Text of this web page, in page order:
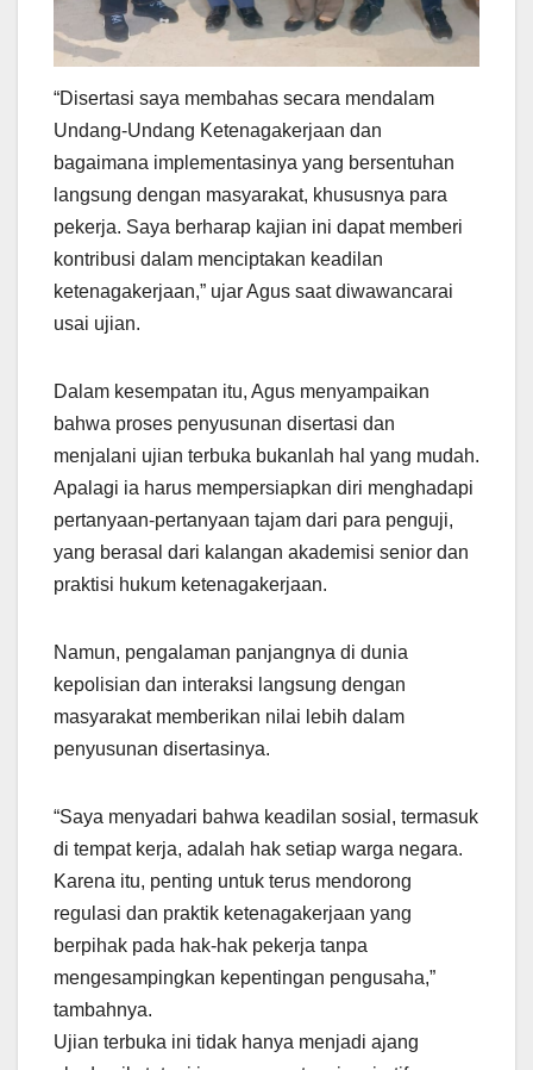
“Disertasi saya membahas secara mendalam
Undang-Undang Ketenagakerjaan dan
bagaimana implementasinya yang bersentuhan
langsung dengan masyarakat, khususnya para
pekerja. Saya berharap kajian ini dapat memberi
kontribusi dalam menciptakan keadilan
ketenagakerjaan,” ujar Agus saat diwawancarai
usai ujian.
Dalam kesempatan itu, Agus menyampaikan
bahwa proses penyusunan disertasi dan
menjalani ujian terbuka bukanlah hal yang mudah.
Apalagi ia harus mempersiapkan diri menghadapi
pertanyaan-pertanyaan tajam dari para penguji,
yang berasal dari kalangan akademisi senior dan
praktisi hukum ketenagakerjaan.
Namun, pengalaman panjangnya di dunia
kepolisian dan interaksi langsung dengan
masyarakat memberikan nilai lebih dalam
penyusunan disertasinya.
“Saya menyadari bahwa keadilan sosial, termasuk
di tempat kerja, adalah hak setiap warga negara.
Karena itu, penting untuk terus mendorong
regulasi dan praktik ketenagakerjaan yang
berpihak pada hak-hak pekerja tanpa
mengesampingkan kepentingan pengusaha,”
tambahnya.
Ujian terbuka ini tidak hanya menjadi ajang